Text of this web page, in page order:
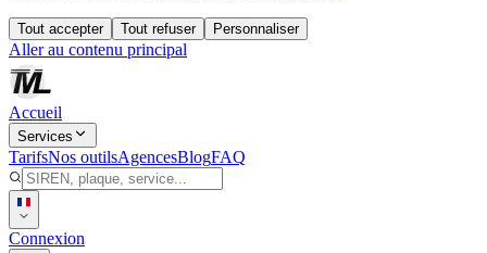
Tout accepter Tout refuser Personnaliser
Aller au contenu principal
Accueil
Services
TarifsNos outilsAgencesBlogFAQ
Connexion